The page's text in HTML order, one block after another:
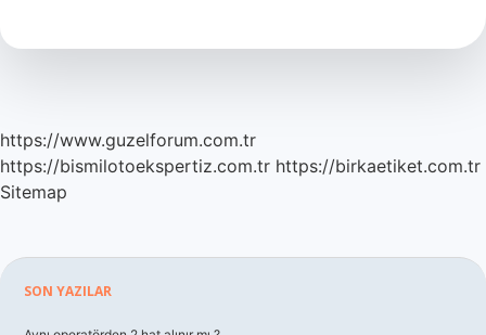
Anlama
https://www.guzelforum.com.tr
https://bismilotoekspertiz.com.tr https://birkaetiket.com.tr
Sitemap
Sidebar
SON YAZILAR